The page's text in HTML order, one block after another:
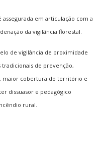
em articulação com a
da vigilância florestal.
de vigilância de proximidade
de prevenção,
maior cobertura do território e
dissuasor e pedagógico
rural.